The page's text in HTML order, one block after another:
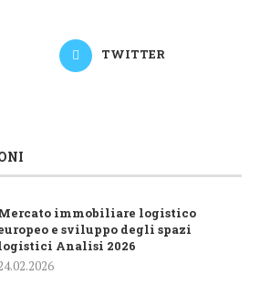
TWITTER
immobiliare logistico
e sviluppo degli spazi
Analisi 2026